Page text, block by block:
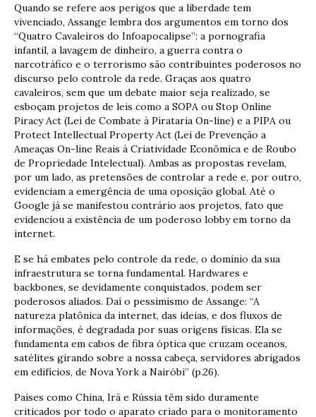
Quando se refere aos perigos que a liberdade tem
vivenciado, Assange lembra dos argumentos em torno dos
“Quatro Cavaleiros do Infoapocalipse”: a pornografia
infantil, a lavagem de dinheiro, a guerra contra o
narcotráfico e o terrorismo são contribuintes poderosos no
discurso pelo controle da rede. Graças aos quatro
cavaleiros, sem que um debate maior seja realizado, se
esboçam projetos de leis como a SOPA ou Stop Online
Piracy Act (Lei de Combate à Pirataria On-line) e a PIPA ou
Protect Intellectual Property Act (Lei de Prevenção a
Ameaças On-line Reais à Criatividade Econômica e de Roubo
de Propriedade Intelectual). Ambas as propostas revelam,
por um lado, as pretensões de controlar a rede e, por outro,
evidenciam a emergência de uma oposição global. Até o
Google já se manifestou contrário aos projetos, fato que
evidenciou a existência de um poderoso lobby em torno da
internet.
E se há embates pelo controle da rede, o domínio da sua
infraestrutura se torna fundamental. Hardwares e
backbones, se devidamente conquistados, podem ser
poderosos aliados. Daí o pessimismo de Assange: “A
natureza platônica da internet, das ideias, e dos fluxos de
informações, é degradada por suas origens físicas. Ela se
fundamenta em cabos de fibra óptica que cruzam oceanos,
satélites girando sobre a nossa cabeça, servidores abrigados
em edifícios, de Nova York a Nairóbi” (p.26).
Países como China, Irã e Rússia têm sido duramente
criticados por todo o aparato criado para o monitoramento